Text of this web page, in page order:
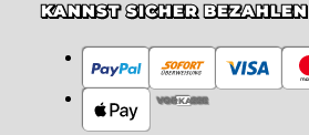
KANNST SICHER BEZAHLEN
VORKASSE